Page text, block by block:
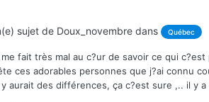
sujet de Doux_novembre dans Québec
fait très mal au c?ur de savoir ce qui
ces adorables personnes que j?ai connu
aurait des différences, ça c?est sure ,.. il y